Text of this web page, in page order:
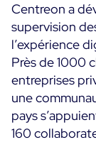
Centreon
Centreon a
supervision
l’expérience
Près de 1000
entreprises
une
pays
160